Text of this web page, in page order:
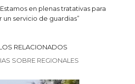
en plenas tratativas para
un servicio de guardias”
RELACIONADOS
SOBRE REGIONALES